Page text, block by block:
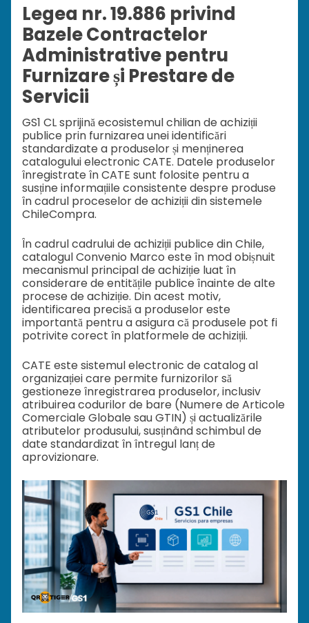
Legea nr. 19.886 privind
Bazele Contractelor
Administrative pentru
Furnizare și Prestare de
Servicii
GS1 CL sprijină ecosistemul chilian de achiziții
publice prin furnizarea unei identificări
standardizate a produselor și menținerea
catalogului electronic CATE. Datele produselor
înregistrate în CATE sunt folosite pentru a
susține informațiile consistente despre produse
în cadrul proceselor de achiziții din sistemele
ChileCompra.
În cadrul cadrului de achiziții publice din Chile,
catalogul Convenio Marco este în mod obișnuit
mecanismul principal de achiziție luat în
considerare de entitățile publice înainte de alte
procese de achiziție. Din acest motiv,
identificarea precisă a produselor este
importantă pentru a asigura că produsele pot fi
potrivite corect în platformele de achiziții.
CATE este sistemul electronic de catalog al
organizației care permite furnizorilor să
gestioneze înregistrarea produselor, inclusiv
atribuirea codurilor de bare (Numere de Articole
Comerciale Globale sau GTIN) și actualizările
atributelor produsului, susținând schimbul de
date standardizat în întregul lanț de
aprovizionare.